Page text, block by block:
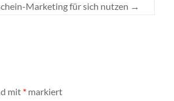
Marketing für sich nutzen →
mit * markiert